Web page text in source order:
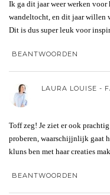
Ik ga dit jaar weer werken
wandeltocht, en dit jaar willen
Dit is dus super leuk voor
BEANTWOORDEN
LAURA LOUISE -
Toff zeg! Je ziet er ook
proberen, waarschijjnlijk gaat
kluns ben met haar creaties
BEANTWOORDEN